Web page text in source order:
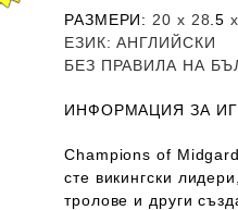
РАЗМЕРИ: 20 х 28 .5
ЕЗИК: АНГЛИЙСКИ
БЕЗ ПРАВИЛА НА
ИНФОРМАЦИЯ ЗА
Champions of
сте викингски
тролове и други